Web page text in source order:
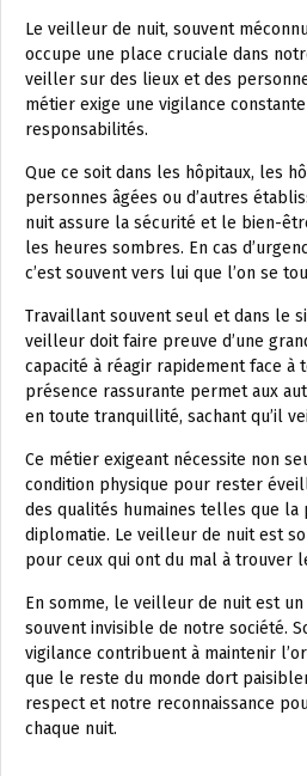
Le veilleur de nuit, souvent
occupe une place cruciale dans
veiller sur des lieux et des
métier exige une vigilance
responsabilités.
Que ce soit dans les hôpitaux, les
personnes âgées ou d’autres
nuit assure la sécurité et le bien-
les heures sombres. En cas
c’est souvent vers lui que l’on se
Travaillant souvent seul et dans le
veilleur doit faire preuve d’une
capacité à réagir rapidement face à
présence rassurante permet aux
en toute tranquillité, sachant qu’il
Ce métier exigeant nécessite non
condition physique pour rester
des qualités humaines telles que la
diplomatie. Le veilleur de nuit est
pour ceux qui ont du mal à trouver
En somme, le veilleur de nuit est
souvent invisible de notre société.
vigilance contribuent à maintenir
que le reste du monde dort
respect et notre reconnaissance
chaque nuit.